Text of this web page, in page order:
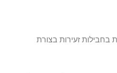
בחבילות זעירות בצורת